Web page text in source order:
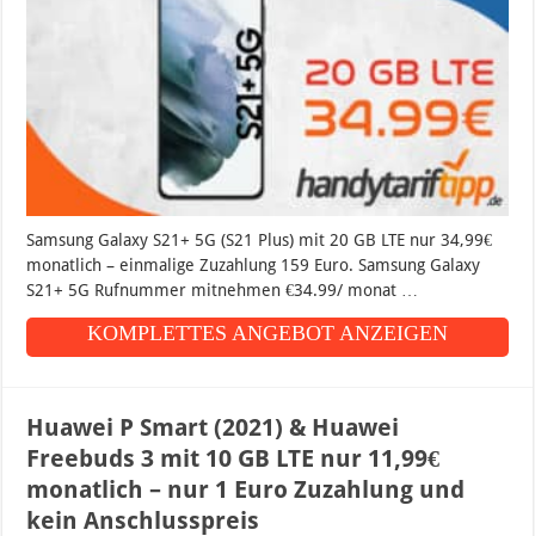
Samsung Galaxy S21+ 5G (S21 Plus) mit 20 GB LTE nur 34,99€
monatlich – einmalige Zuzahlung 159 Euro. Samsung Galaxy
S21+ 5G Rufnummer mitnehmen €34.99/ monat …
KOMPLETTES ANGEBOT ANZEIGEN
Huawei P Smart (2021) & Huawei
Freebuds 3 mit 10 GB LTE nur 11,99€
monatlich – nur 1 Euro Zuzahlung und
kein Anschlusspreis